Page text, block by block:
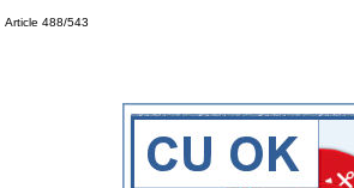
Article 488/543